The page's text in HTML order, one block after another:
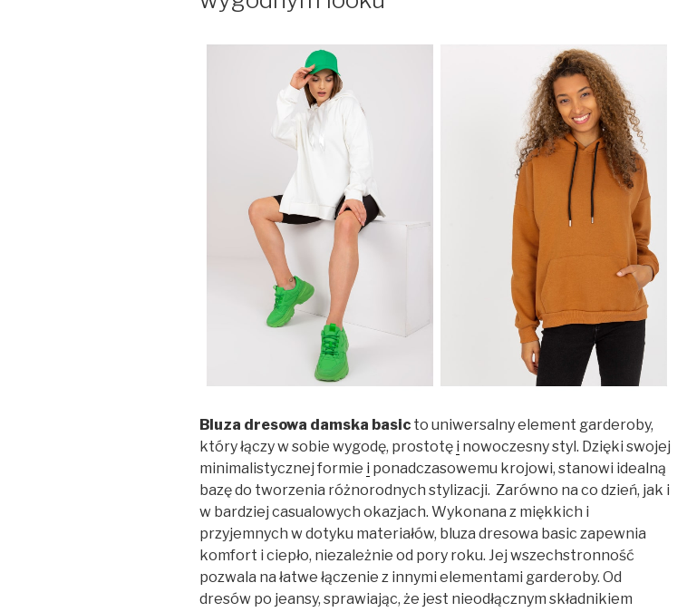
Bluza dresowa damska basic to uniwersalny element garderoby,
który łączy w sobie wygodę, prostotę i nowoczesny styl. Dzięki swojej
minimalistycznej formie i ponadczasowemu krojowi, stanowi idealną
bazę do tworzenia różnorodnych stylizacji. Zarówno na co dzień, jak i
w bardziej casualowych okazjach. Wykonana z miękkich i
przyjemnych w dotyku materiałów, bluza dresowa basic zapewnia
komfort i ciepło, niezależnie od pory roku. Jej wszechstronność
pozwala na łatwe łączenie z innymi elementami garderoby. Od
dresów po jeansy, sprawiając, że jest nieodłącznym składnikiem